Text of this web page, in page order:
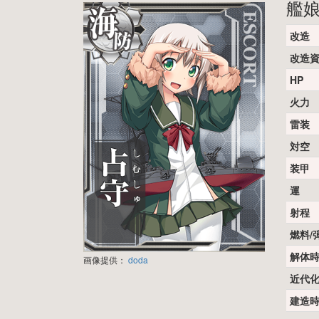
画像提供： doda
艦
改造
改造
HP
火力
雷装
対空
装甲
運
射程
燃料/
解体
近代
建造